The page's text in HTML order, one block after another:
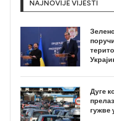
NAJNOVIJE VIJESTI
Дуге
гужве